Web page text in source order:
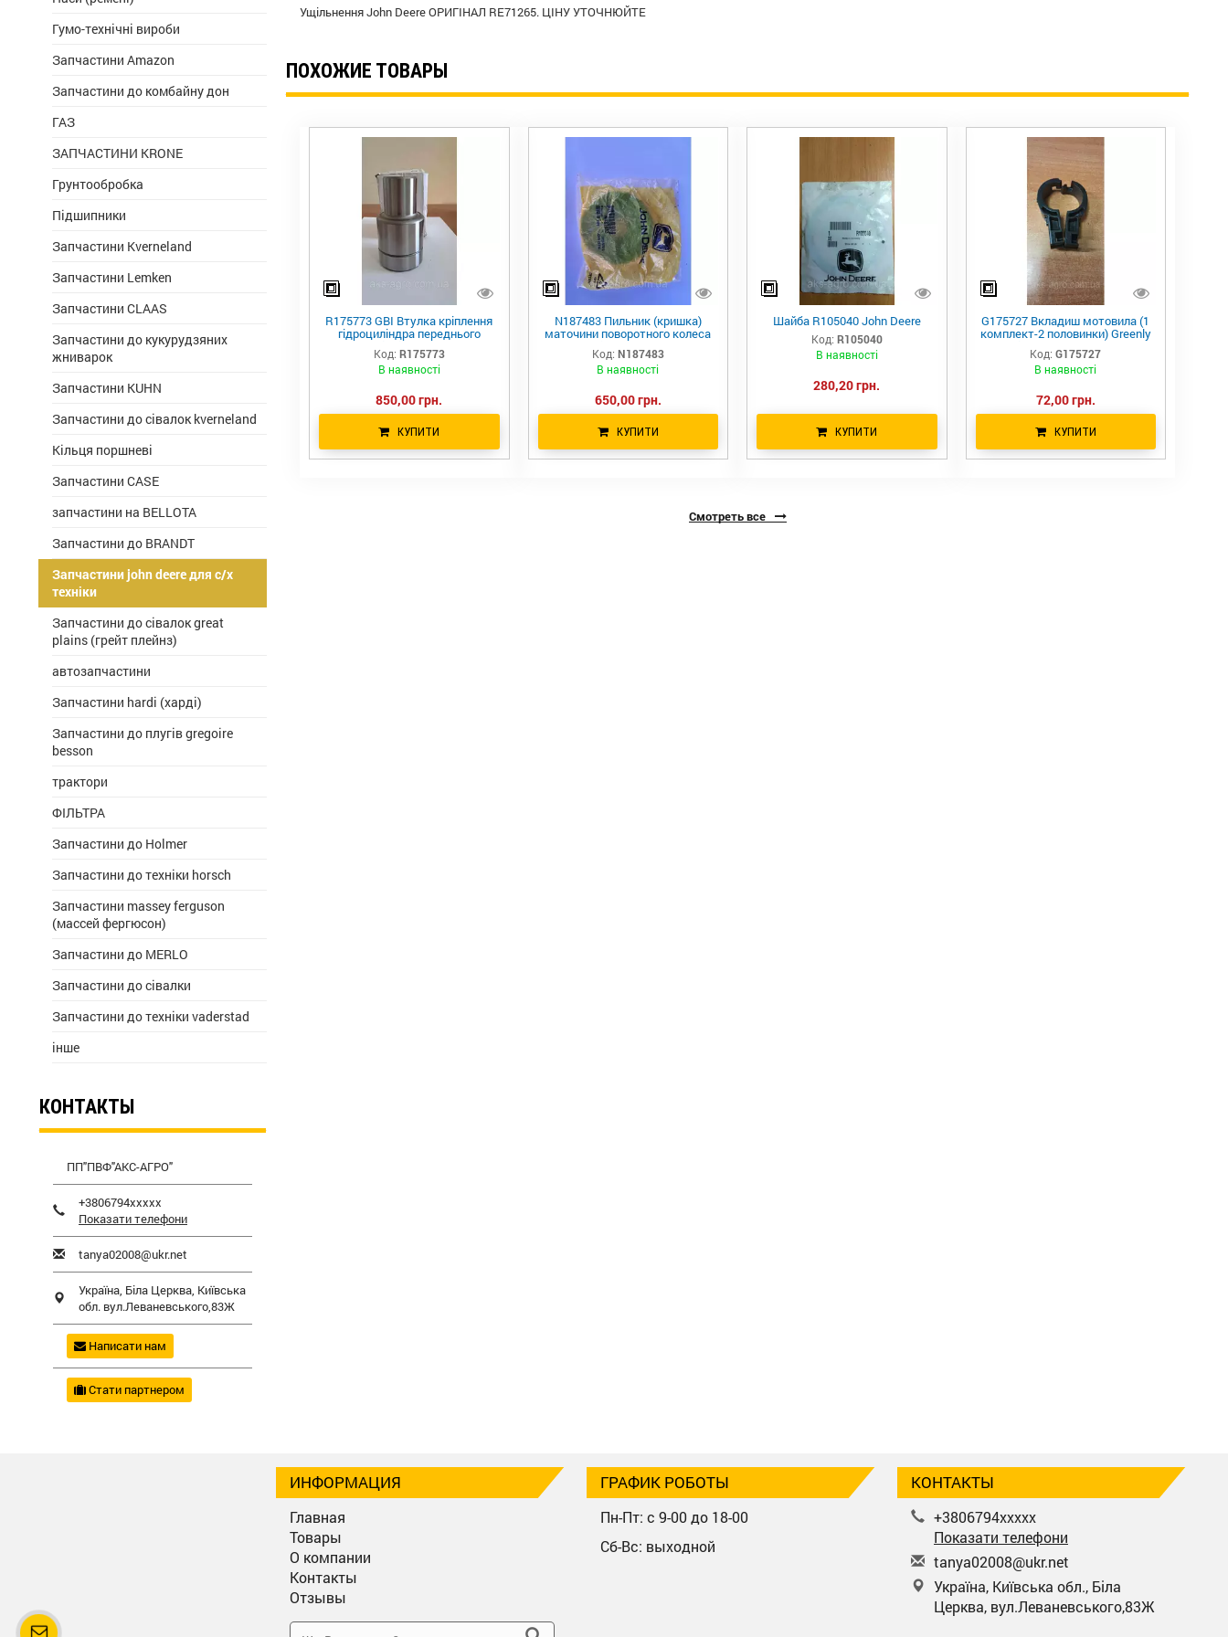
Ущільнення John Deere ОРИГІНАЛ RE71265. ЦІНУ УТОЧНЮЙТЕ
ПОХОЖИЕ ТОВАРЫ
R175773 GBI Втулка кріплення
гідроциліндра переднього
важеля підвіски R537928 JD
Код: R175773
В наявності
850,00 грн.
КУПИТИ
N187483 Пильник (кришка)
маточини поворотного колеса
john Deere
Код: N187483
В наявності
650,00 грн.
КУПИТИ
Шайба R105040 John Deere
Код: R105040
В наявності
280,20 грн.
КУПИТИ
G175727 Вкладиш мотовила (1
комплект-2 половинки) Greenly
Machinery H136954 G175727
H175727 9842300 243736
89842300 1347084C1
Код: G175727
В наявності
72,00 грн.
КУПИТИ
Смотреть все
Гумо-технічні вироби
Запчастини Amazon
Запчастини до комбайну дон
ГАЗ
ЗАПЧАСТИНИ KRONE
Грунтообробка
Підшипники
Запчастини Kverneland
Запчастини Lemken
Запчастини CLAAS
Запчастини до кукурудзяних
жниварок
Запчастини KUHN
Запчастини до сівалок kverneland
Кільця поршневі
Запчастини CASE
запчастини на BELLOTA
Запчастини до BRANDT
Запчастини john deere для с/х
техніки
Запчастини до сівалок great
plains (грейт плейнз)
автозапчастини
Запчастини hardi (харді)
Запчастини до плугів gregoire
besson
трактори
ФІЛЬТРА
Запчастини до Holmer
Запчастини до техніки horsch
Запчастини massey ferguson
(массей фергюсон)
Запчастини до MERLO
Запчастини до сівалки
Запчастини до техніки vaderstad
інше
КОНТАКТЫ
ПП"ПВФ"АКС-АГРО"
+3806794xxxxx
Показати телефони
tanya02008@ukr.net
Україна, Біла Церква, Київська
обл. вул.Леваневського,83Ж
Написати нам
Стати партнером
ИНФОРМАЦИЯ
Главная
Товары
О компании
Контакты
Отзывы
ГРАФИК РОБОТЫ
Пн-Пт: с 9-00 до 18-00
Сб-Вс: выходной
КОНТАКТЫ
+3806794xxxxx
Показати телефони
tanya02008@ukr.net
Україна, Київська обл., Біла
Церква, вул.Леваневського,83Ж